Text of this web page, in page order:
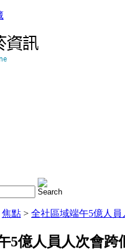
焦點 > 全社區域端午5億人
5億人員人次會跨